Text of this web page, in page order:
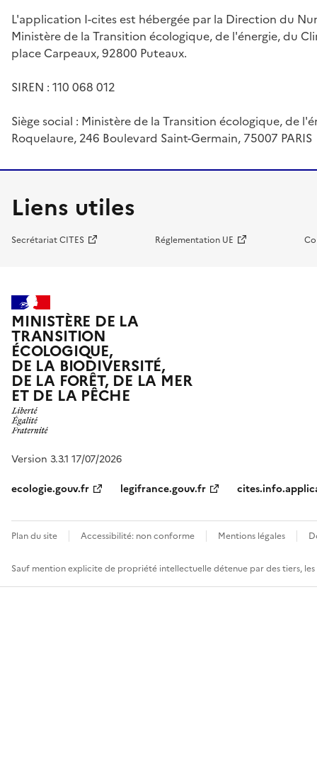
L'application I-cites est hébergée par la Direction du
Ministère de la Transition écologique, de l'énergie, du
place Carpeaux, 92800 Puteaux.
SIREN : 110 068 012
Siège social : Ministère de la Transition écologique, de
Roquelaure, 246 Boulevard Saint-Germain, 75007 PARIS
Liens utiles
Secrétariat CITES Réglementation UE
MINISTÈRE DE LA
TRANSITION
ÉCOLOGIQUE,
DE LA BIODIVERSITÉ,
DE LA FORÊT, DE LA MER
ET DE LA PÊCHE
Version 3.3.1 17/07/2026
ecologie.gouv.fr
legifrance.gouv.fr
Plan du site Accessibilité: non conforme Mentions légales
Sauf mention explicite de propriété intellectuelle détenue par des tiers,